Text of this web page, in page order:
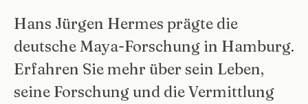
Hans Jürgen Hermes prägte die
deutsche Maya-Forschung in Hamburg.
Erfahren Sie mehr über sein Leben,
seine Forschung und die Vermittlung